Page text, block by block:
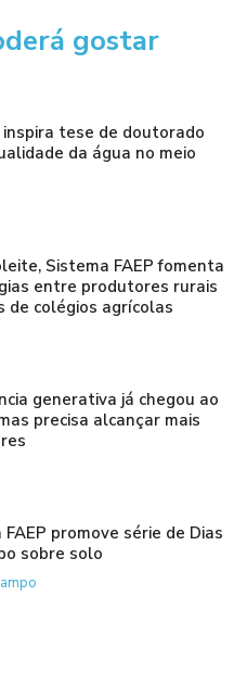
gostar
tese de doutorado
da água no meio
Sistema FAEP fomenta
entre produtores rurais
de colégios agrícolas
generativa já chegou ao
precisa alcançar mais
promove série de Dias
sobre solo